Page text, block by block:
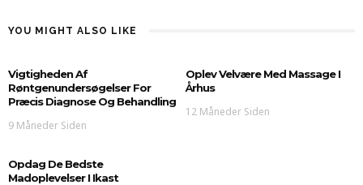
YOU MIGHT ALSO LIKE
Vigtigheden Af
Røntgenundersøgelser For
Præcis Diagnose Og Behandling
9 Måneder Siden
Oplev Velvære Med Massage I
Århus
12 Måneder Siden
Opdag De Bedste
Madoplevelser I Ikast